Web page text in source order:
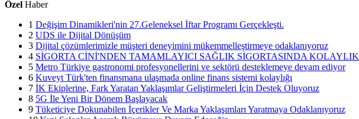
Özel Haber
1 Değişim Dinamikleri'nin 27.Geleneksel İftar Programı Gerçekleşti.
2 UDS ile Dijital Dönüşüm
3 Dijital çözümlerimizle müşteri deneyimini mükemmelleştirmeye odaklanıyoruz
4 SİGORTA CİNİ'NDEN TAMAMLAYICI SAĞLIK SİGORTASINDA KOLAYLIK
5 Metro Türkiye gastronomi profesyonellerini ve sektörü desteklemeye devam ediyor
6 Kuveyt Türk'ten finansmana ulaşmada online finans sistemi kolaylığı
7 İK Ekiplerine, Fark Yaratan Yaklaşımlar Geliştirmeleri İçin Destek Oluyoruz
8 5G İle Yeni Bir Dönem Başlayacak
9 Tüketiciye Dokunabilen İçerikler Ve Marka Yaklaşımları Yaratmaya Odaklanıyoruz